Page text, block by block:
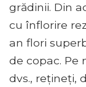
grădinii. Din
cu înflorire
an flori
de copac. Pe
dvs., rețineți,